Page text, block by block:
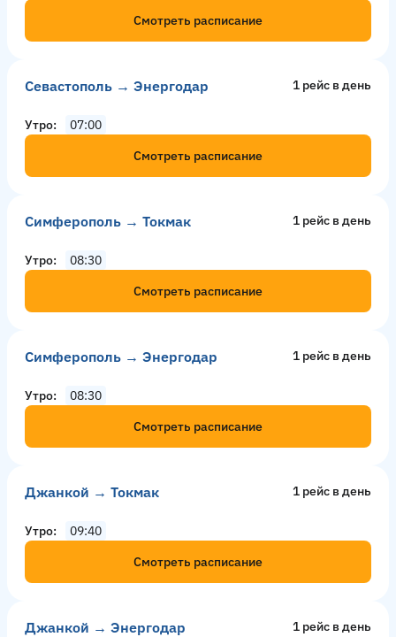
Смотреть расписание
Севастополь → Энергодар 1 рейс в день
Утро
07:00
Смотреть расписание
Симферополь → Токмак 1 рейс в день
Утро
08:30
Смотреть расписание
Симферополь → Энергодар 1 рейс в день
Утро
08:30
Смотреть расписание
Джанкой → Токмак 1 рейс в день
Утро
09:40
Смотреть расписание
Джанкой → Энергодар 1 рейс в день